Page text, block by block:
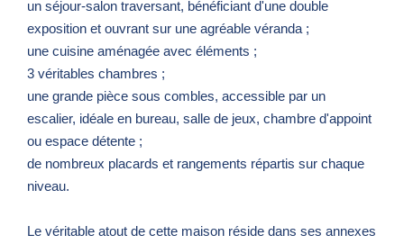
un séjour-salon traversant, bénéficiant d'une double
exposition et ouvrant sur une agréable véranda ;
une cuisine aménagée avec éléments ;
3 véritables chambres ;
une grande pièce sous combles, accessible par un
escalier, idéale en bureau, salle de jeux, chambre d'appoint
ou espace détente ;
de nombreux placards et rangements répartis sur chaque
niveau.
Le véritable atout de cette maison réside dans ses annexes